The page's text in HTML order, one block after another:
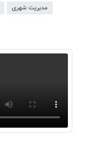
مدیریت شهری